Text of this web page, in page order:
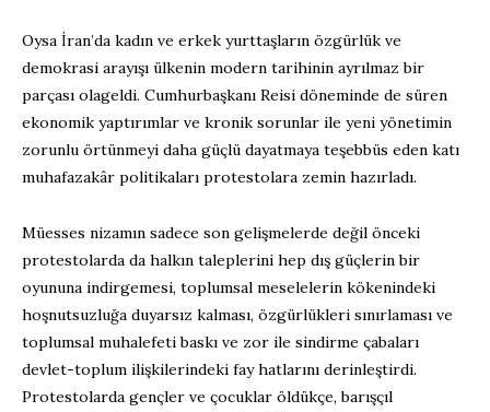
Oysa İran’da kadın ve erkek yurttaşların özgürlük ve
demokrasi arayışı ülkenin modern tarihinin ayrılmaz bir
parçası olageldi. Cumhurbaşkanı Reisi döneminde de süren
ekonomik yaptırımlar ve kronik sorunlar ile yeni yönetimin
zorunlu örtünmeyi daha güçlü dayatmaya teşebbüs eden katı
muhafazakâr politikaları protestolara zemin hazırladı.
Müesses nizamın sadece son gelişmelerde değil önceki
protestolarda da halkın taleplerini hep dış güçlerin bir
oyununa indirgemesi, toplumsal meselelerin kökenindeki
hoşnutsuzluğa duyarsız kalması, özgürlükleri sınırlaması ve
toplumsal muhalefeti baskı ve zor ile sindirme çabaları
devlet-toplum ilişkilerindeki fay hatlarını derinleştirdi.
Protestolarda gençler ve çocuklar öldükçe, barışçıl